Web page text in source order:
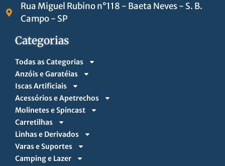
Rua Miguel Rubino n°118 - Baeta Neves - S. B.
Campo - SP
Categorias
Todas as Categorias
Anzóis e Garatéias
Iscas Artificiais
Acessórios e Apetrechos
Molinetes e Spincast
Carretilhas
Linhas e Derivados
Varas e Suportes
Camping e Lazer